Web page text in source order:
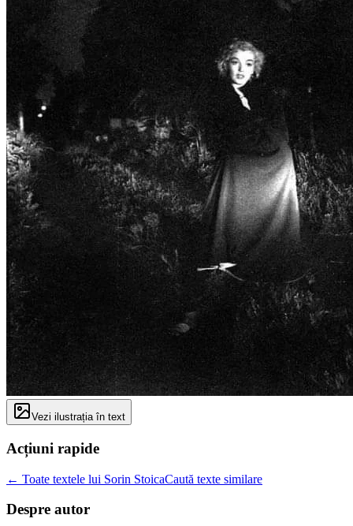
Vezi ilustrația în text
Acțiuni rapide
← Toate textele lui Sorin StoicaCaută texte similare
Despre autor